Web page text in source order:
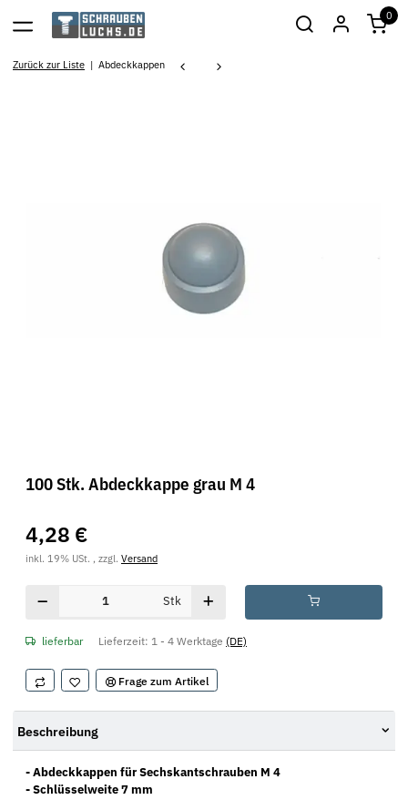
0
Zurück zur Liste Abdeckkappen
100 Stk. Abdeckkappe grau M 4
4,28 €
inkl. 19% USt. , zzgl. Versand
Stk
lieferbar Lieferzeit: 1 - 4 Werktage (DE)
Frage zum Artikel
Beschreibung
- Abdeckkappen für Sechskantschrauben M 4
- Schlüsselweite 7 mm